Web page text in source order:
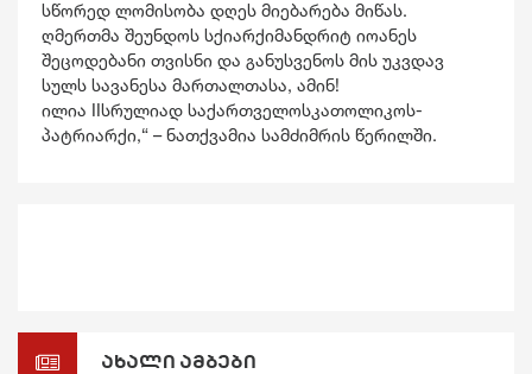
სწორედ ლომისობა დღეს მიებარება მიწას.
ღმერთმა შეუნდოს სქიარქიმანდრიტ იოანეს
შეცოდებანი თვისნი და განუსვენოს მის უკვდავ
სულს სავანესა მართალთასა, ამინ!
ილია IIსრულიად საქართველოსკათოლიკოს-
პატრიარქი,“ – ნათქვამია სამძიმრის წერილში.
ახალი ამბები